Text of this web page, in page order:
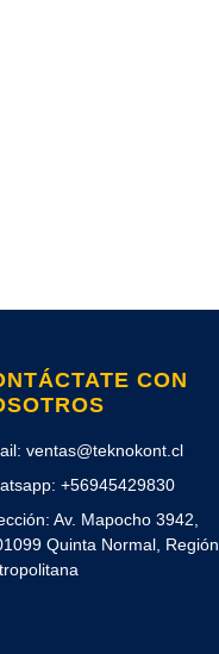
CON
ventas@teknokont.cl
+56945429830
Av. Mapocho 3942,
Quinta Normal, Región